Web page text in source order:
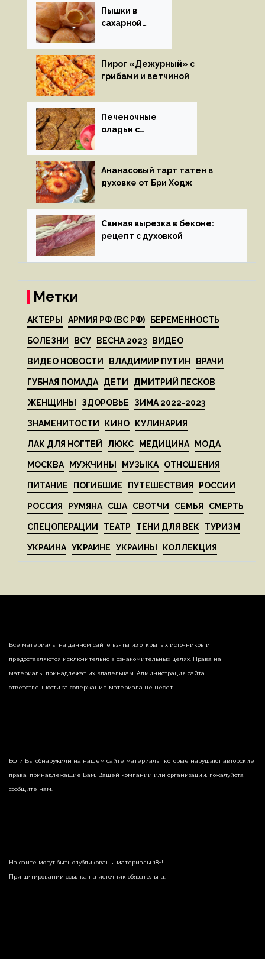
Пышки в
сахарной
Пирог «Дежурный» с
грибами и ветчиной
Печеночные
оладьи с
Ананасовый тарт татен в
духовке от Бри Ходж
Свиная вырезка в беконе:
рецепт с духовкой
Метки
АКТЕРЫ АРМИЯ РФ (ВС РФ) БЕРЕМЕННОСТЬ
БОЛЕЗНИ ВСУ ВЕСНА 2023 ВИДЕО
ВИДЕО НОВОСТИ ВЛАДИМИР ПУТИН ВРАЧИ
ГУБНАЯ ПОМАДА ДЕТИ ДМИТРИЙ ПЕСКОВ
ЖЕНЩИНЫ ЗДОРОВЬЕ ЗИМА 2022-2023
ЗНАМЕНИТОСТИ КИНО КУЛИНАРИЯ
ЛАК ДЛЯ НОГТЕЙ ЛЮКС МЕДИЦИНА МОДА
МОСКВА МУЖЧИНЫ МУЗЫКА ОТНОШЕНИЯ
ПИТАНИЕ ПОГИБШИЕ ПУТЕШЕСТВИЯ РОССИИ
РОССИЯ РУМЯНА США СВОТЧИ СЕМЬЯ СМЕРТЬ
СПЕЦОПЕРАЦИИ ТЕАТР ТЕНИ ДЛЯ ВЕК ТУРИЗМ
УКРАИНА УКРАИНЕ УКРАИНЫ КОЛЛЕКЦИЯ
Все материалы на данном сайте взяты из открытых источников и
предоставляются исключительно в ознакомительных целях. Права на
материалы принадлежат их владельцам. Администрация сайта
ответственности за содержание материала не несет.
Если Вы обнаружили на нашем сайте материалы, которые нарушают авторские
права, принадлежащие Вам, Вашей компании или организации, пожалуйста,
сообщите нам.
На сайте могут быть опубликованы материалы 18+!
При цитировании ссылка на источник обязательна.